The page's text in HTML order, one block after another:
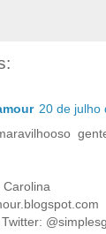
20 de julho
Carolina